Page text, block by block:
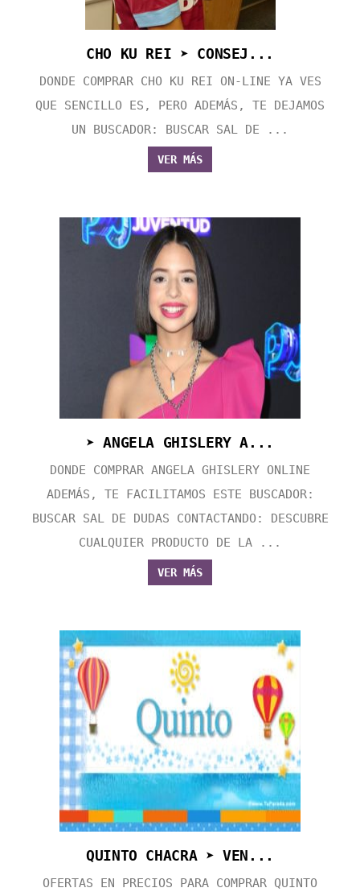
CHO KU REI ➤ CONSEJ...
DONDE COMPRAR CHO KU REI ON-LINE YA VES
QUE SENCILLO ES, PERO ADEMÁS, TE DEJAMOS
UN BUSCADOR: BUSCAR SAL DE ...
VER MÁS
➤ ANGELA GHISLERY A...
DONDE COMPRAR ANGELA GHISLERY ONLINE
ADEMÁS, TE FACILITAMOS ESTE BUSCADOR:
BUSCAR SAL DE DUDAS CONTACTANDO: DESCUBRE
CUALQUIER PRODUCTO DE LA ...
VER MÁS
QUINTO CHACRA ➤ VEN...
OFERTAS EN PRECIOS PARA COMPRAR QUINTO